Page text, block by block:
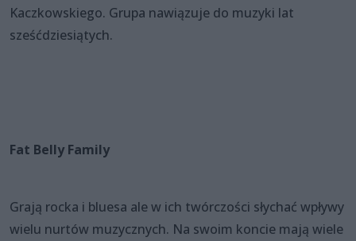
Kaczkowskiego. Grupa nawiązuje do muzyki lat
sześćdziesiątych.
Fat Belly Family
Grają rocka i bluesa ale w ich twórczości słychać wpływy
wielu nurtów muzycznych. Na swoim koncie mają wiele